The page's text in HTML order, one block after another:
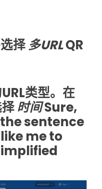
择多URLQR
类型。在
时间Sure,
sentence
me to